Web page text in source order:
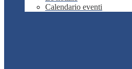
Calendario eventi